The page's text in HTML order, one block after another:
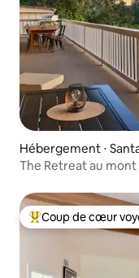
Hébergement ⋅
The Retreat au
Coups de cœur
Coup de cœur